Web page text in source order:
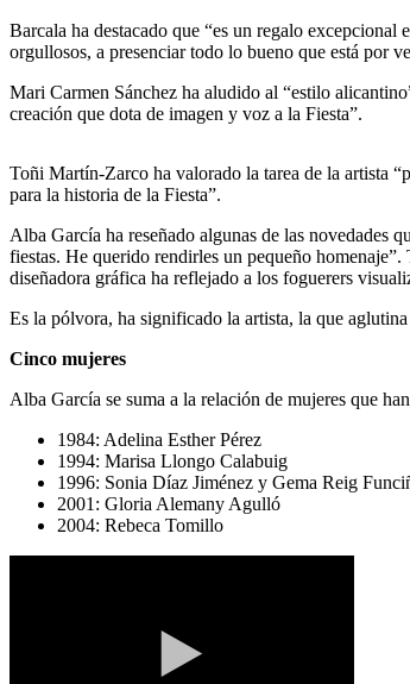
Barcala ha destacado que “es un regalo
orgullosos, a presenciar todo lo bueno que está por
Mari Carmen Sánchez ha aludido al “estilo
creación que dota de imagen y voz a la Fiesta”.
Toñi Martín-Zarco ha valorado la tarea de la artista
para la historia de la Fiesta”.
Alba García ha reseñado algunas de las novedades
fiestas. He querido rendirles un pequeño
diseñadora gráfica ha reflejado a los foguerers
Es la pólvora, ha significado la artista, la que
Cinco mujeres
Alba García se suma a la relación de mujeres que
1984: Adelina Esther Pérez
1994: Marisa Llongo Calabuig
1996: Sonia Díaz Jiménez y Gema Reig
2001: Gloria Alemany Agulló
2004: Rebeca Tomillo